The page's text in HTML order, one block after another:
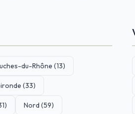
du-Rhône (13)
(33)
Nord (59)